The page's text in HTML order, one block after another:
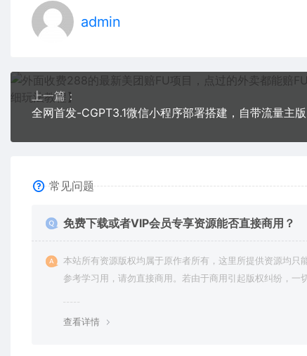
admin
上一篇：
常见问题
免费下载或者VIP会员专享资源能否直接商用？
本站所有资源版权均属于原作者所有，这里所提供资源均只
参考学习用，请勿直接商用。若由于商用引起版权纠纷，一
查看详情